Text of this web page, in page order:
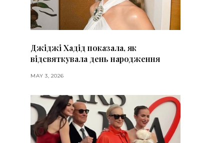
Джіджі Хадід показала, як
відсвяткувала день народження
MAY 3, 2026